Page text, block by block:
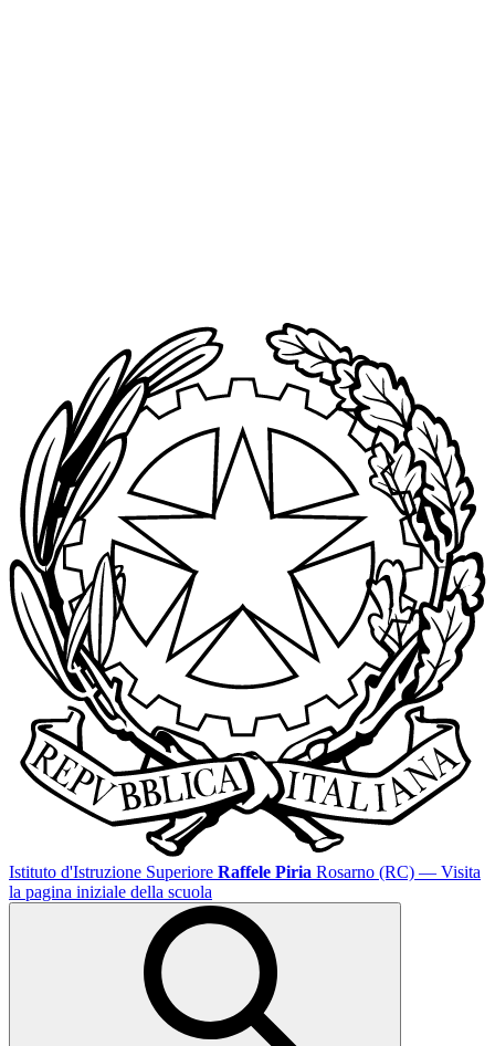
Istituto d'Istruzione Superiore Raffele Piria Rosarno (RC) — Visita
la pagina iniziale della scuola